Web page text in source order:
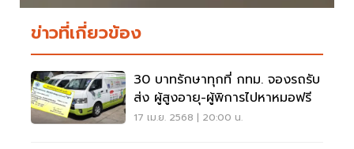
ข่าวที่เกี่ยวข้อง
30 บาทรักษาทุกที่ กทม. จองรถรับ
ส่ง ผู้สูงอายุ-ผู้พิการไปหาหมอฟรี
17 เม.ย. 2568 | 20:00 น.